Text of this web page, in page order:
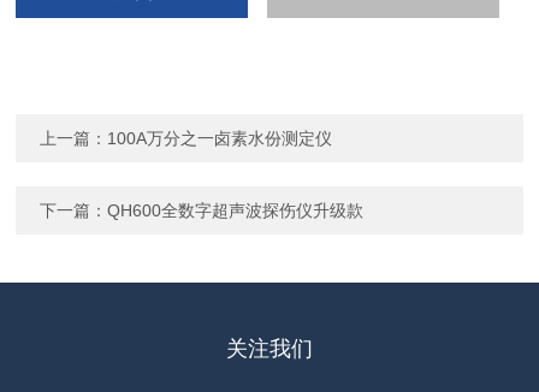
上一篇： 100A万分之一卤素水份测定仪
下一篇：QH600全数字超声波探伤仪升级款
关注我们